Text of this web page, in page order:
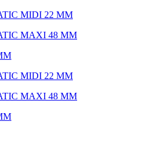
MIDI 22 ММ
MAXI 48 ММ
MIDI 22 ММ
MAXI 48 ММ